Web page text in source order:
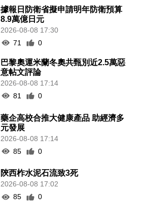
據報日防衛省擬申請明年防衛預算
8.9萬億日元
2026-08-08 17:30
71
0
巴黎奧運米蘭冬奧共甄別近2.5萬惡
意帖文評論
2026-08-08 17:14
81
0
藥企高校合推大健康產品 助經濟多
元發展
2026-08-08 17:14
85
0
陝西柞水泥石流致3死
2026-08-08 17:02
85
0